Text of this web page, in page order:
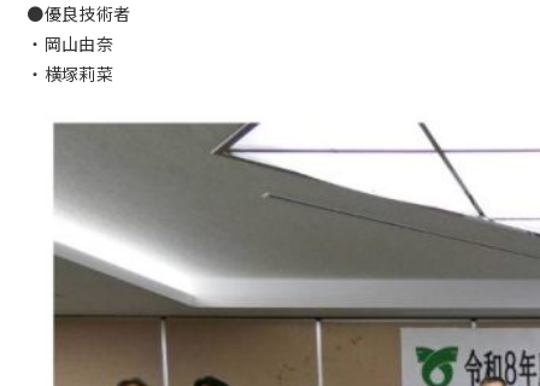
●優良技術者
・岡山由奈
・横塚莉菜